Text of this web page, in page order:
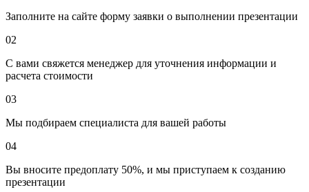
Заполните на сайте форму заявки о выполнении презентации
02
С вами свяжется менеджер для уточнения информации и
расчета стоимости
03
Мы подбираем специалиста для вашей работы
04
Вы вносите предоплату 50%, и мы приступаем к созданию
презентации